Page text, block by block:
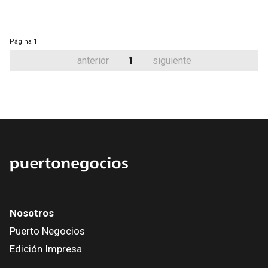
Página 1
anterior 1 siguiente
Nosotros
Puerto Negocios
Edición Impresa